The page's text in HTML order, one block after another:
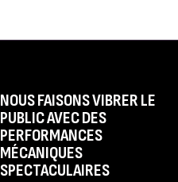
NOUS FAISONS VIBRER LE
PUBLIC AVEC DES
PERFORMANCES
MÉCANIQUES
SPECTACULAIRES